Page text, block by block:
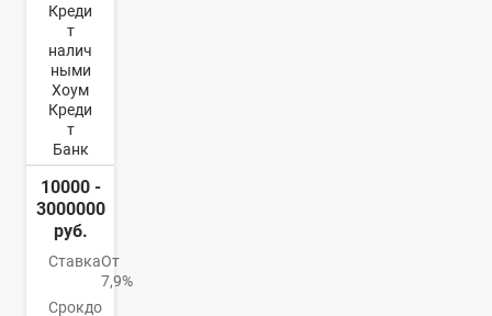
Креди
т
налич
ными
Хоум
Креди
т
Банк
10000 -
3000000
руб.
СтавкаОт
7,9%
Срокдо